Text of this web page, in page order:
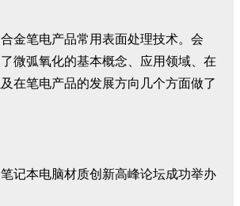
金笔电产品常用表面处理技术。会
微弧氧化的基本概念、应用领域、在
在笔电产品的发展方向几个方面做了